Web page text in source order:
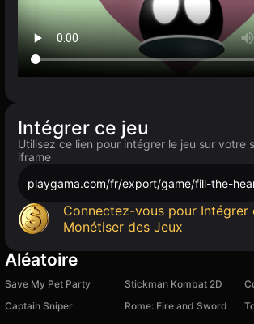
Intégrer ce jeu
Utilisez ce lien pour intégrer le jeu sur votre
iframe
playgama.com/fr/export/game/fill-the-
Connectez-vous pour Intégrer
Monétiser des Jeux
Aléatoire
Save My Pet Party Stickman Kombat 2D
Captain Sniper
Rome: Fire and Sword